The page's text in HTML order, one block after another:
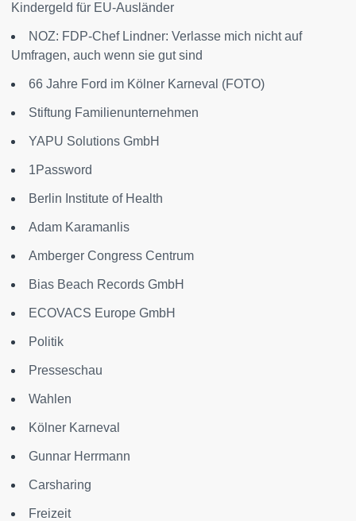
Kindergeld für EU-Ausländer
NOZ: FDP-Chef Lindner: Verlasse mich nicht auf
Umfragen, auch wenn sie gut sind
66 Jahre Ford im Kölner Karneval (FOTO)
Stiftung Familienunternehmen
YAPU Solutions GmbH
1Password
Berlin Institute of Health
Adam Karamanlis
Amberger Congress Centrum
Bias Beach Records GmbH
ECOVACS Europe GmbH
Politik
Presseschau
Wahlen
Kölner Karneval
Gunnar Herrmann
Carsharing
Freizeit